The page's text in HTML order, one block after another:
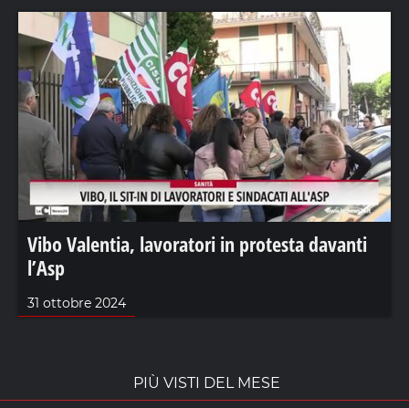
Vibo Valentia, lavoratori in protesta davanti
l’Asp
31 ottobre 2024
PIÙ VISTI DEL MESE